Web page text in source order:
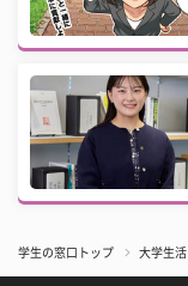
学生の窓口トップ 大学生活